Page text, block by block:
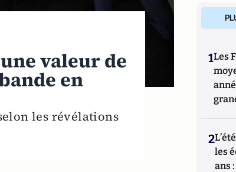
valeur de
en
les révélations
1Les
2
les
ans